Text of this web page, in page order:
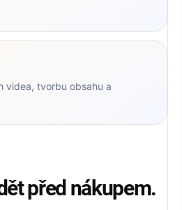
videa, tvorbu obsahu a
před nákupem.